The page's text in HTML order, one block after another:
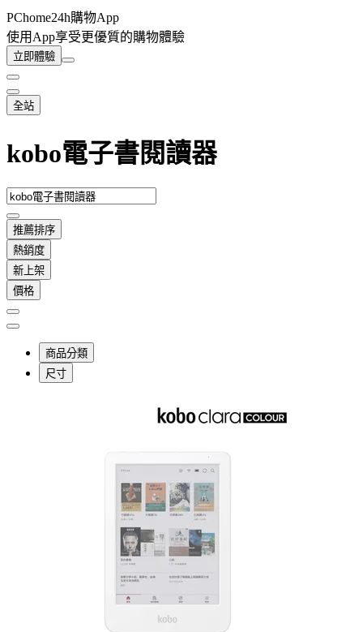
PChome24h購物App
使用App享受更優質的購物體驗
立即體驗
全站
kobo電子書閱讀器
推薦排序
熱銷度
新上架
價格
商品分類
尺寸